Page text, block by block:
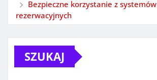
Bezpieczne korzystanie z systemów
rezerwacyjnych
SZUKAJ